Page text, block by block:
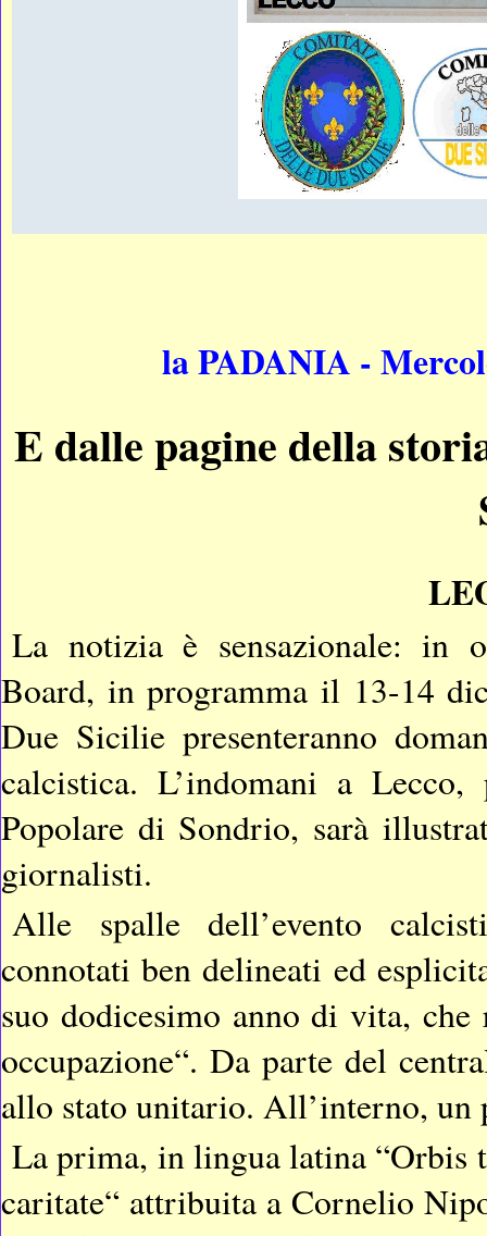
la PADANIA -
E dalle pagine della
La notizia è sensazionale: in
Board, in programma il 13-14
Due Sicilie presenteranno
calcistica. L’indomani a
Popolare di Sondrio, sarà
giornalisti.
Alle spalle dell’evento
connotati ben delineati ed
suo dodicesimo anno di vita,
occupazione“. Da parte del
allo stato unitario. All’interno,
La prima, in lingua latina “Orbis
caritate“ attribuita a Cornelio